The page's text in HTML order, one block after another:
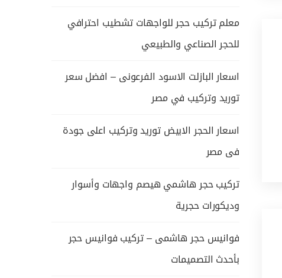
معلم تركيب حجر للواجهات تشطيب احترافي
للحجر الصناعي والطبيعي
اسعار البازلت الاسود الفرعونى – افضل سعر
توريد وتركيب في مصر
اسعار الحجر الابيض توريد وتركيب اعلى جودة
فى مصر
تركيب حجر هاشمي هيصم واجهات وأسوار
وديكورات حجرية
فوانيس حجر هاشمى – تركيب فوانيس حجر
بأحدث التصميمات